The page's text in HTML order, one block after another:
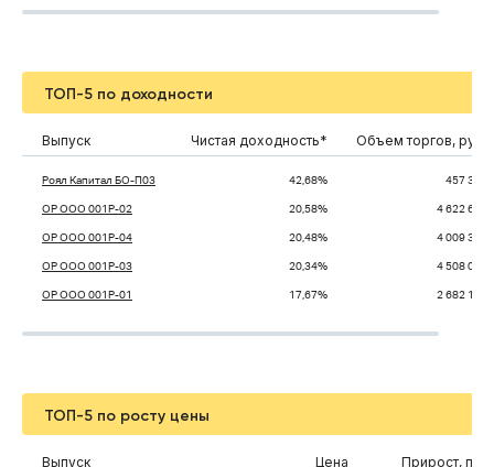
ТОП-5 по доходности
Выпуск Чистая доходность* Объем торгов, руб.
Роял Капитал БО-П03 42,68% 457 308
ОР ООО 001P-02 20,58% 4 622 673
ОР ООО 001P-04 20,48% 4 009 324
ОР ООО 001P-03 20,34% 4 508 058
ОР ООО 001P-01 17,67% 2 682 187
ТОП-5 по росту цены
Выпуск Цена Прирост, п.п.